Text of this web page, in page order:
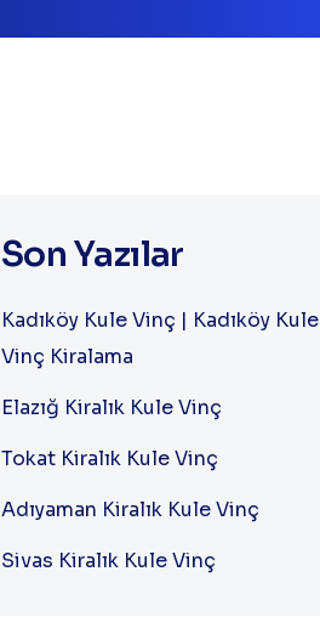
Son Yazılar
Kadıköy Kule Vinç | Kadıköy Kule
Vinç Kiralama
Elazığ Kiralık Kule Vinç
Tokat Kiralık Kule Vinç
Adıyaman Kiralık Kule Vinç
Sivas Kiralık Kule Vinç